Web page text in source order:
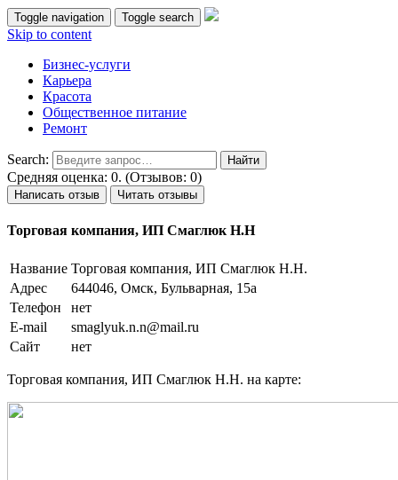
Toggle navigation Toggle search
Skip to content
Бизнес-услуги
Карьера
Красота
Общественное питание
Ремонт
Search:
Средняя оценка: 0. (Отзывов: 0)
Написать отзыв Читать отзывы
Торговая компания, ИП Смаглюк Н.Н
Название Торговая компания, ИП Смаглюк Н.Н.
Адрес
644046, Омск, Бульварная, 15а
Телефон
нет
E-mail
smaglyuk.n.n@mail.ru
Сайт
нет
Торговая компания, ИП Смаглюк Н.Н. на карте: